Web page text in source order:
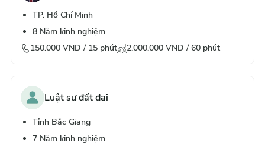
TP. Hồ Chí Minh
8 Năm kinh nghiệm
150.000 VND / 15 phút 2.000.000 VND /60 phút
Luật sư đất đai
Tỉnh Bắc Giang
7 Năm kinh nghiệm